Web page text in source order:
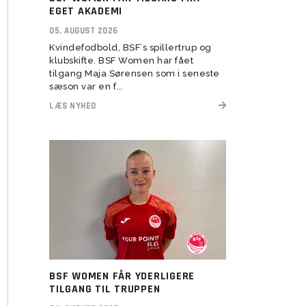
herresenior
Assistenttrænere søges til
BSF Talent (U13-U17)
U6 Drenge (21)
Forventninger
Elitetillæg
Pige Talent og uddannelse
EGET AKADEMI
05. AUGUST 2026
Kvindefodbold, BSF´s spillertrup og
klubskifte. BSF Women har fået
tilgang Maja Sørensen som i seneste
sæson var en f...
LÆS NYHED
BSF WOMEN FÅR YDERLIGERE
TILGANG TIL TRUPPEN